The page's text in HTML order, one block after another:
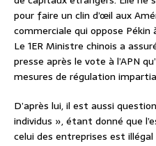
pour faire un clin d’œil aux
commerciale qui oppose Pékin
Le 1ER Ministre chinois a
presse après le vote à l’APN
mesures de régulation
D’après lui, il est aussi
individus », étant donné que
celui des entreprises est illégal